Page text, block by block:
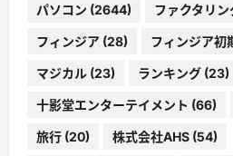
パソコン (2644) ファクタリン
フィンジア (28) フィンジア初
マジカル (23) ランキング (23)
十影堂エンターテイメント (66)
旅行 (20) 株式会社AHS (54)